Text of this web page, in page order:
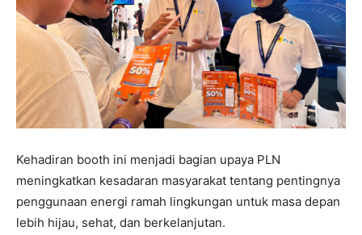
Kehadiran booth ini menjadi bagian upaya PLN
meningkatkan kesadaran masyarakat tentang pentingnya
penggunaan energi ramah lingkungan untuk masa depan
lebih hijau, sehat, dan berkelanjutan.